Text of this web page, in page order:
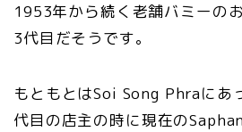
1953年から続く老舗バミーの
3代目だそうです。
もともとはSoi Song Phraにあ
代目の店主の時に現在の